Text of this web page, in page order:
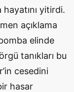
hayatını yitirdi.
açıklama
elinde
tanıkları bu
cesedini
hasar